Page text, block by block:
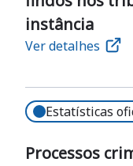
instância
Ver detalhes
Estatísticas
Processos